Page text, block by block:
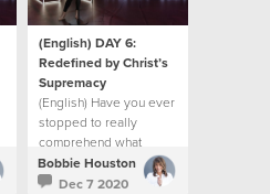
(English) DAY 6:
Redefined by Christ’s
Supremacy
(English) Have you ever
stopped to really
comprehend what
Christ-in-you truly
means?
Bobbie Houston
Dec 7 2020